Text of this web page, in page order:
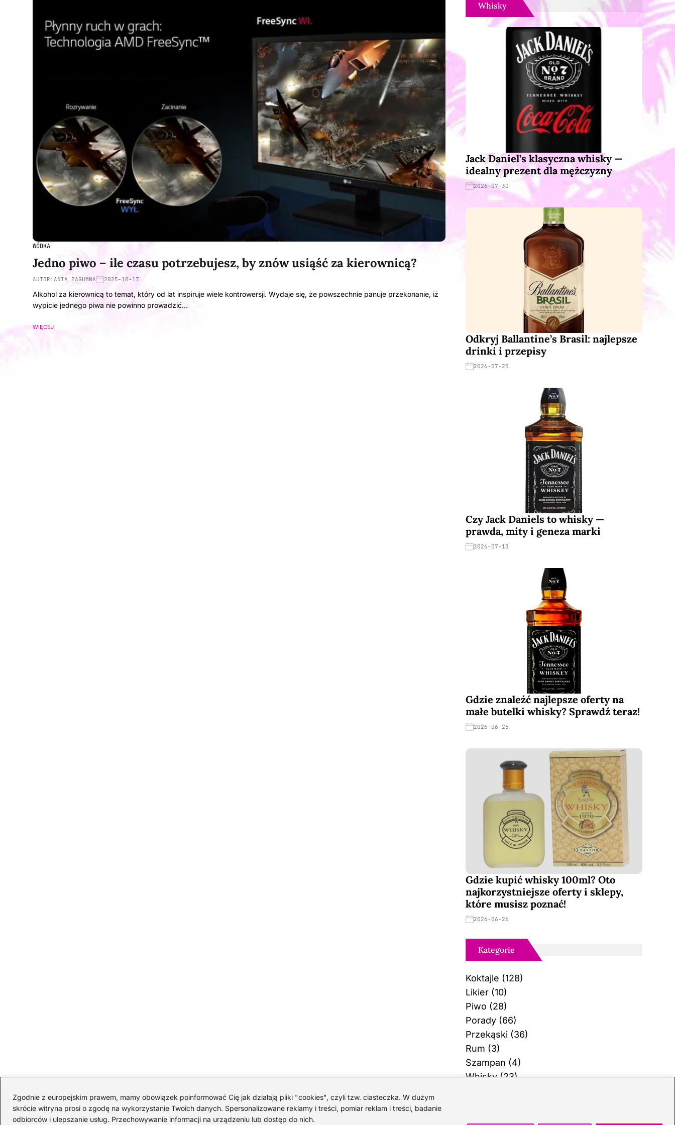
Zgodnie z europejskim prawem, mamy obowiązek poinformować Cię jak działają pliki "cookies", czyli tzw. ciasteczka. W dużym
skrócie witryna prosi o zgodę na wykorzystanie Twoich danych. Spersonalizowane reklamy i treści, pomiar reklam i treści, badanie
odbiorców i ulepszanie usług. Przechowywanie informacji na urządzeniu lub dostęp do nich.
WÓDKA
Jedno piwo – ile czasu potrzebujesz, by znów usiąść za kierownicą?
AUTOR: ANIA ZAGUMNA 2025-10-17
Alkohol za kierownicą to temat, który od lat inspiruje wiele kontrowersji. Wydaje się, że powszechnie panuje przekonanie, iż
wypicie jednego piwa nie powinno prowadzić…
WIĘCEJ
Whisky
Jack Daniel’s klasyczna whisky —
idealny prezent dla mężczyzny
2026-07-30
Odkryj Ballantine’s Brasil: najlepsze
drinki i przepisy
2026-07-25
Czy Jack Daniels to whisky —
prawda, mity i geneza marki
2026-07-13
Gdzie znaleźć najlepsze oferty na
małe butelki whisky? Sprawdź teraz!
2026-06-26
Gdzie kupić whisky 100ml? Oto
najkorzystniejsze oferty i sklepy,
które musisz poznać!
2026-06-26
Kategorie
Koktajle (128)
Likier(10)
Piwo (28)
Porady(66)
Przekąski(36)
Rum (3)
Szampan (4)
Whisky(23)